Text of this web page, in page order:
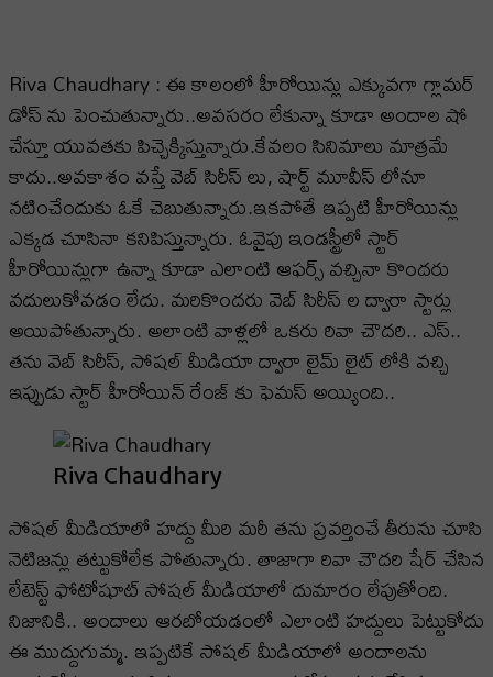
Riva Chaudhary : ఈ కాలంలో హీరోయిన్లు ఎక్కువగా గ్లామర్
డోస్ ను పెంచుతున్నారు..అవసరం లేకున్నా కూడా అందాల షో
చేస్తూ యువతకు పిచ్చెక్కిస్తున్నారు.కేవలం సినిమాలు మాత్రమే
కాదు..అవకాశం వస్తే వెబ్ సిరీస్ లు, షార్ట్ మూవీస్ లోనూ
నటించేందుకు ఓకే చెబుతున్నారు.ఇకపోతే ఇప్పటి హీరోయిన్లు
ఎక్కడ చూసినా కనిపిస్తున్నారు. ఓవైపు ఇండస్ట్రీలో స్టార్
హీరోయిన్లుగా ఉన్నా కూడా ఎలాంటి ఆఫర్స్ వచ్చినా కొందరు
వదులుకోవడం లేదు. మరికొందరు వెబ్ సిరీస్ ల ద్వారా స్టార్లు
అయిపోతున్నారు. అలాంటి వాళ్లలో ఒకరు రివా చౌదరి.. ఎస్..
తను వెబ్ సిరీస్, సోషల్ మీడియా ద్వారా లైమ్ లైట్ లోకి వచ్చి
ఇప్పుడు స్టార్ హీరోయిన్ రేంజ్ కు ఫెమస్ అయ్యింది..
Riva Chaudhary
సోషల్ మీడియాలో హద్దు మీరి మరీ తను ప్రవర్తించే తీరును చూసి
నెటిజన్లు తట్టుకోలేక పోతున్నారు. తాజాగా రివా చౌదరి షేర్ చేసిన
లేటెస్ట్ ఫోటోషూట్ సోషల్ మీడియాలో దుమారం లేపుతోంది.
నిజానికి.. అందాలు ఆరబోయడంలో ఎలాంటి హద్దులు పెట్టుకోదు
ఈ ముద్దుగుమ్మ. ఇప్పటికే సోషల్ మీడియాలో అందాలను